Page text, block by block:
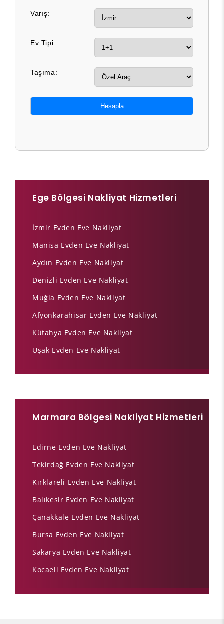
Varış:
Ev Tipi:
Taşıma:
Hesapla
Ege Bölgesi Nakliyat Hizmetleri
İzmir Evden Eve Nakliyat
Manisa Evden Eve Nakliyat
Aydın Evden Eve Nakliyat
Denizli Evden Eve Nakliyat
Muğla Evden Eve Nakliyat
Afyonkarahisar Evden Eve Nakliyat
Kütahya Evden Eve Nakliyat
Uşak Evden Eve Nakliyat
Marmara Bölgesi Nakliyat Hizmetleri
Edirne Evden Eve Nakliyat
Tekirdağ Evden Eve Nakliyat
Kırklareli Evden Eve Nakliyat
Balıkesir Evden Eve Nakliyat
Çanakkale Evden Eve Nakliyat
Bursa Evden Eve Nakliyat
Sakarya Evden Eve Nakliyat
Kocaeli Evden Eve Nakliyat